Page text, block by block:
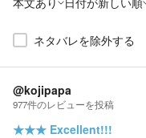
ネタバレを除外する
@kojipapa
977件のレビューを投稿
★★★ Excellent!!!